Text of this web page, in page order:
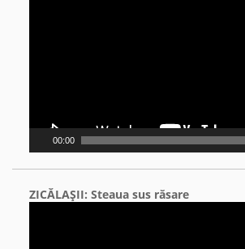
00:00
ZICĂLAŞII: Steaua sus răsare